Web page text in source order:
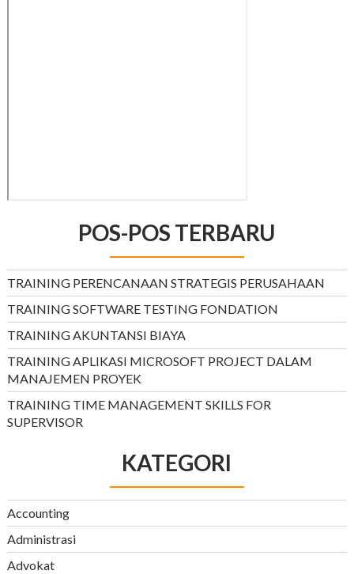
POS-POS TERBARU
TRAINING PERENCANAAN STRATEGIS PERUSAHAAN
TRAINING SOFTWARE TESTING FONDATION
TRAINING AKUNTANSI BIAYA
TRAINING APLIKASI MICROSOFT PROJECT DALAM
MANAJEMEN PROYEK
TRAINING TIME MANAGEMENT SKILLS FOR
SUPERVISOR
KATEGORI
Accounting
Administrasi
Advokat